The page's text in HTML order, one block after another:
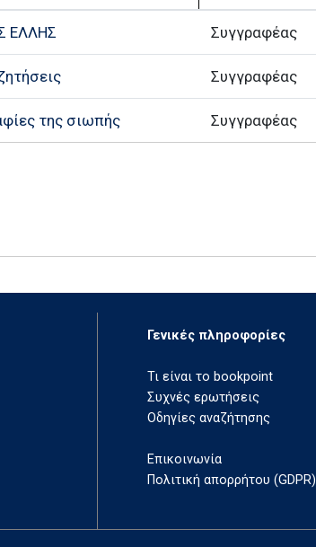
ΕΛΛΗΣ Συγγραφέας
Συγγραφέας
της σιωπής Συγγραφέας
Γενικές πληροφορίες
Τι είναι το bookpoint
Συχνές ερωτήσεις
Οδηγίες αναζήτησης
Επικοινωνία
Πολιτική απορρήτου (GDPR)